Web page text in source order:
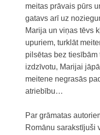
meitas prāvais pūrs
gatavs arī uz
Marija un viņas tēvs
upuriem, turklāt
pilsētas bez
izdzīvotu, Marijai
meitene negrasās
atriebību…
Par grāmatas
Romānu sarakstījuši